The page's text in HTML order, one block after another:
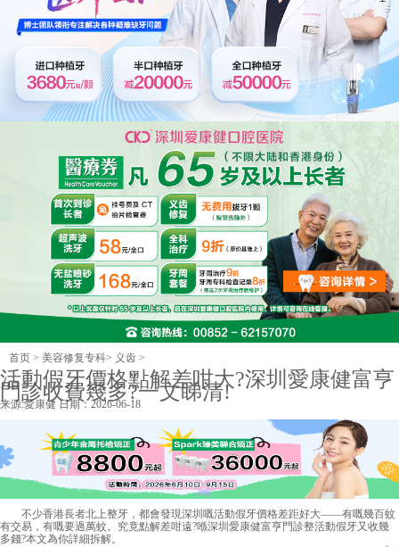
首页 > 美容修复专科> 义齿 >
活動假牙價格點解差咁大?深圳愛康健富亨
門診收費幾多?一文睇清!
来源:愛康健 日期：2026-06-18
不少香港長者北上整牙，都會發現深圳嘅活動假牙價格差距好大——有嘅幾百蚊
有交易，有嘅要過萬蚊。究竟點解差咁遠?喺深圳 愛康健富亨門診整活動假牙又收幾
多錢?本文為你詳細拆解。